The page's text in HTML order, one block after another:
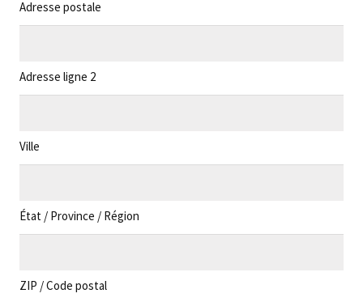
Adresse postale
Adresse ligne 2
Ville
État / Province / Région
ZIP / Code postal